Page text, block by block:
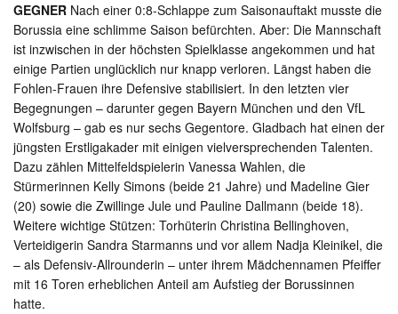
GEGNER Nach einer 0:8-Schlappe zum Saisonauftakt musste die
Borussia eine schlimme Saison befürchten. Aber: Die Mannschaft
ist inzwischen in der höchsten Spielklasse angekommen und hat
einige Partien unglücklich nur knapp verloren. Längst haben die
Fohlen-Frauen ihre Defensive stabilisiert. In den letzten vier
Begegnungen – darunter gegen Bayern München und den VfL
Wolfsburg – gab es nur sechs Gegentore. Gladbach hat einen der
jüngsten Erstligakader mit einigen vielversprechenden Talenten.
Dazu zählen Mittelfeldspielerin Vanessa Wahlen, die
Stürmerinnen Kelly Simons (beide 21 Jahre) und Madeline Gier
(20) sowie die Zwillinge Jule und Pauline Dallmann (beide 18).
Weitere wichtige Stützen: Torhüterin Christina Bellinghoven,
Verteidigerin Sandra Starmanns und vor allem Nadja Kleinikel, die
– als Defensiv-Allrounderin – unter ihrem Mädchennamen Pfeiffer
mit 16 Toren erheblichen Anteil am Aufstieg der Borussinnen
hatte.